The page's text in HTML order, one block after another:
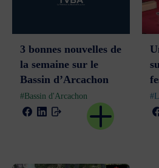
3 bonnes nouvelles de
la semaine sur le
Bassin d’Arcachon
#Bassin d'Arcachon